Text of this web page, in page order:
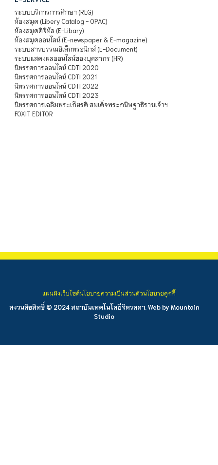
ระบบบริการการศึกษา (REG)
ห้องสมุด (Libery Catalog - OPAC)
ห้องสมุดดิจิทัล (E-Libary)
ห้องสมุดออนไลน์ (E-newspaper & E-magazine)
ระบบสารบรรณอิเล็กทรอนิกส์ (E-Document)
ระบบแสดงผลออนไลน์ของบุคลากร (HR)
นิทรรศการออนไลน์ CDTI 2020
นิทรรศการออนไลน์ CDTI 2021
นิทรรศการออนไลน์ CDTI 2022
นิทรรศการออนไลน์ CDTI 2023
นิทรรศการเฉลิมพระเกียรติ สมเด็จพระกนิษฐาธิราชเจ้าฯ
FOXIT EDITOR
สงวนลิขสิทธิ์ © 2024 สถาบันเทคโนโลยีจิตรลดา. Web by Mountain
Studio
แผนผังเว็บไซต์นโยบายความเป็นส่วนตัวนโยบายคุกกี้